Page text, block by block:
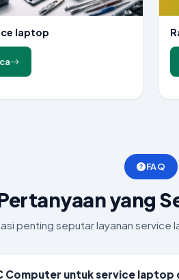
laptop
FAQ
yang
penting seputar layanan service
Computer untuk service laptop